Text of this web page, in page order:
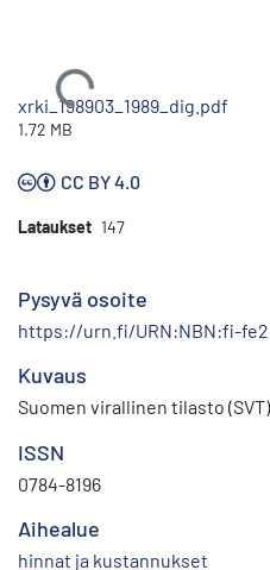
Ladataan...
xrki_198903_1989_dig.pdf
1.72 MB
CC BY 4.0
Lataukset 147
Pysyvä osoite
https://urn.fi/URN:NBN:fi-
Kuvaus
Suomen virallinen tilasto (SVT)
ISSN
0784-8196
Aihealue
hinnat ja kustannukset